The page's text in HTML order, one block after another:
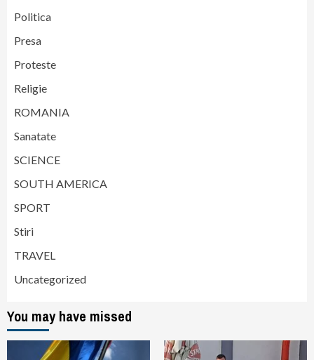
Politica
Presa
Proteste
Religie
ROMANIA
Sanatate
SCIENCE
SOUTH AMERICA
SPORT
Stiri
TRAVEL
Uncategorized
You may have missed